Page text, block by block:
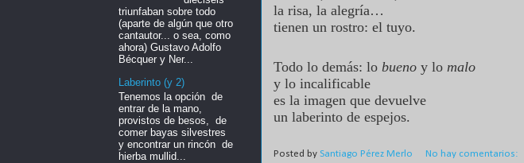
la risa, la alegría…
tienen un rostro: el tuyo.
Todo lo demás: lo bueno y lo malo
y lo incalificable
es la imagen que devuelve
un laberinto de espejos.
Posted by Santiago Pérez Merlo No hay comentarios:
triunfaban sobre todo
(aparte de algún que otro
cantautor... o sea, como
ahora) Gustavo Adolfo
Bécquer y Ner...
Laberinto (y 2)
Tenemos la opción de
entrar de la mano,
provistos de besos, de
comer bayas silvestres
y encontrar un rincón de
hierba mullid...